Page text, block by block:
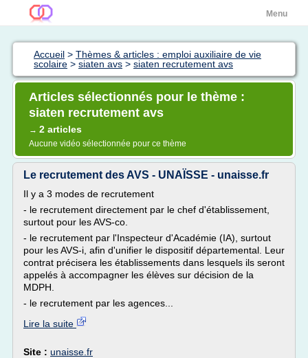
Menu
Accueil > Thèmes & articles : emploi auxiliaire de vie
scolaire > siaten avs > siaten recrutement avs
Articles sélectionnés pour le thème :
siaten recrutement avs
→ 2 articles
Aucune vidéo sélectionnée pour ce thème
Le recrutement des AVS - UNAÏSSE - unaisse.fr
Il y a 3 modes de recrutement
- le recrutement directement par le chef d'établissement,
surtout pour les AVS-co.
- le recrutement par l'Inspecteur d'Académie (IA), surtout
pour les AVS-i, afin d'unifier le dispositif départemental. Leur
contrat précisera les établissements dans lesquels ils seront
appelés à accompagner les élèves sur décision de la
MDPH.
- le recrutement par les agences...
Lire la suite
Site : unaisse.fr